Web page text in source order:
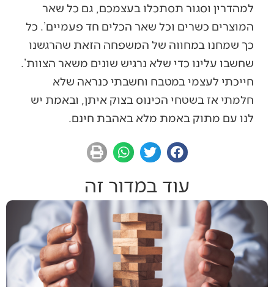
למהדרין וסגור תסתכלו בעצמכם, גם כל שאר
המוצרים כשרים וכל שאר הכלים חד פעמיים’. כל
כך שמחנו במחווה של המשפחה הזאת שהרגשנו
שחשבו עלינו כדי שלא נרגיש שונים משאר הצוות’.
חייכתי לעצמי במטבח וחשבתי כנראה שלא
חלמתי אז בשטחי הכינוס בצוק איתן, ובאמת יש
לנו עם מתוק באמת מלא באהבת חינם.
עוד במדור זה